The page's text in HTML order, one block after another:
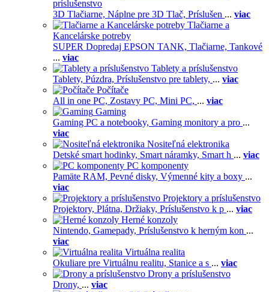
príslušenstvo
3D Tlačiarne, Náplne pre 3D Tlač, Príslušen ... viac
Tlačiarne a
Kancelárske potreby
SUPER Dopredaj EPSON TANK, Tlačiarne, Tankové
... viac
Tablety a príslušenstvo
Tablety, Púzdra, Príslušenstvo pre tablety, ... viac
Počítače
All in one PC, Zostavy PC, Mini PC, ... viac
Gaming
Gaming PC a notebooky, Gaming monitory a pro ...
viac
Nositeľná elektronika
Detské smart hodinky, Smart náramky, Smart h ... viac
PC komponenty
Pamäte RAM, Pevné disky, Výmenné kity a boxy ...
viac
Projektory a príslušenstvo
Projektory, Plátna, Držiaky, Príslušenstvo k p ... viac
Herné konzoly
Nintendo, Gamepady, Príslušenstvo k herným kon ...
viac
Virtuálna realita
Okuliare pre Virtuálnu realitu, Stanice a s ... viac
Drony a príslušenstvo
Drony, ... viac